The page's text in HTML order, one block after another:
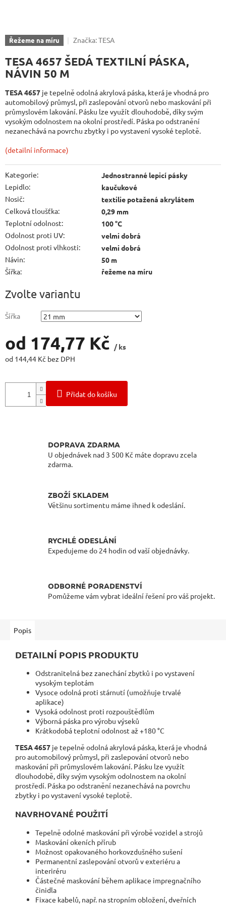
Řežeme na míru Značka:TESA
TESA 4657 ŠEDÁ TEXTILNÍ PÁSKA,
NÁVIN 50 M
TESA 4657 je tepelně odolná akrylová páska, která je vhodná pro
automobilový průmysl, při zaslepování otvorů nebo maskování při
průmyslovém lakování. Pásku lze využít dlouhodobě, díky svým
vysokým odolnostem na okolní prostředí. Páska po odstranění
nezanechává na povrchu zbytky i po vystavení vysoké teplotě.
(detailní informace)
Kategorie:
Jednostranné lepicí pásky
Lepidlo:
kaučukové
Nosič:
textilie potažená akrylátem
Celková tloušťka:
0,29 mm
Teplotní odolnost:
100 °C
Odolnost proti UV:
velmi dobrá
Odolnost proti vlhkosti:
velmi dobrá
Návin:
50 m
Šířka: řežeme na míru
Zvolte variantu
Šířka
od 174,77 Kč / ks
od 144,44 Kč bez DPH
cena:
Přidat do košíku
DOPRAVA ZDARMA
U objednávek nad 3 500 Kč máte dopravu zcela
zdarma.
ZBOŽÍ SKLADEM
Většinu sortimentu máme ihned k odeslání.
RYCHLÉ ODESLÁNÍ
Expedujeme do 24 hodin od vaší objednávky.
ODBORNÉ PORADENSTVÍ
Pomůžeme vám vybrat ideální řešení pro váš projekt.
Popis
DETAILNÍ POPIS PRODUKTU
Odstranitelná bez zanechání zbytků i po vystavení
vysokým teplotám
Vysoce odolná proti stárnutí (umožňuje trvalé
aplikace)
Vysoká odolnost proti rozpouštědlům
Výborná páska pro výrobu výseků
Krátkodobá teplotní odolnost až +180 °C
TESA 4657 je tepelně odolná akrylová páska, která je vhodná
pro automobilový průmysl, při zaslepování otvorů nebo
maskování při průmyslovém lakování. Pásku lze využít
dlouhodobě, díky svým vysokým odolnostem na okolní
prostředí. Páska po odstranění nezanechává na povrchu
zbytky i po vystavení vysoké teplotě.
NAVRHOVANÉ POUŽITÍ
Tepelně odolné maskování při výrobě vozidel a strojů
Maskování okeních přírub
Možnost opakovaného horkovzdušného sušení
Permanentní zaslepování otvorů v exteriéru a
interiréru
Částečné maskování během aplikace impregnačního
činidla
Fixace kabelů, např. na stropním obložení, dveřních